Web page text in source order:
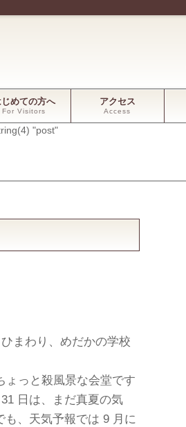
じめての方へ
For Visitors
アクセス
Access
"post"
まわり、めだかの学校
ょっと殺風景な会堂です
日は、まだ真夏の気
、天気予報では 9 月に